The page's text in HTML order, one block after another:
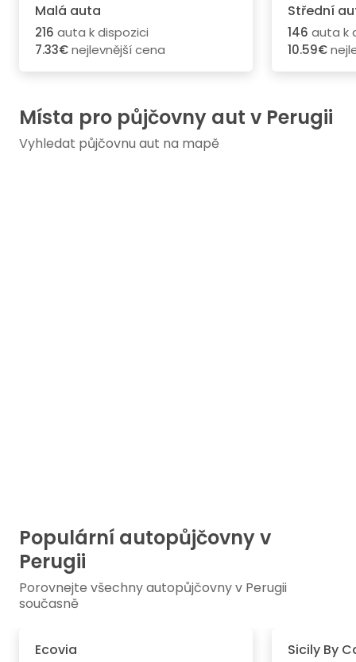
Malá auta
216 auta k dispozici
7.33€nejlevnější cena
Střední
146 auta k
10.59€
Místa pro půjčovny aut v Perugii
Vyhledat půjčovnu aut na mapě
Populární autopůjčovny v
Perugii
Porovnejte všechny autopůjčovny v Perugii
současně
Ecovia Sicily By